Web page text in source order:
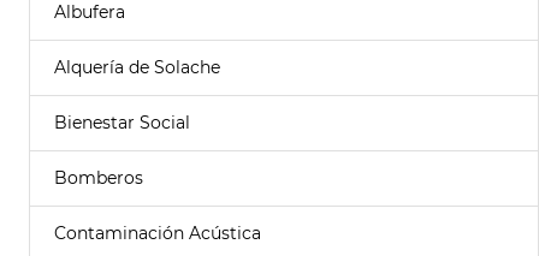
Albufera
Alquería de Solache
Bienestar Social
Bomberos
Contaminación Acústica